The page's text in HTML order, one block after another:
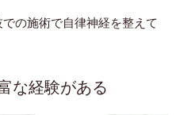
の施術で自律神経を整えて
な経験がある